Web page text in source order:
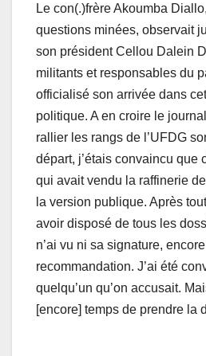
Le con(.)frère Akoumba
questions minées, observait
son président Cellou Dalein
militants et responsables du
officialisé son arrivée dans
politique. A en croire le
rallier les rangs de l’UFDG
départ, j’étais convaincu que
qui avait vendu la raffinerie
la version publique. Après
avoir disposé de tous les
n’ai vu ni sa signature,
recommandation. J’ai été
quelqu’un qu’on accusait.
[encore] temps de prendre la